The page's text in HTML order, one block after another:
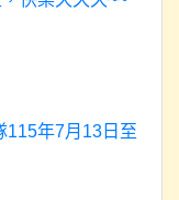
115年7月13日至